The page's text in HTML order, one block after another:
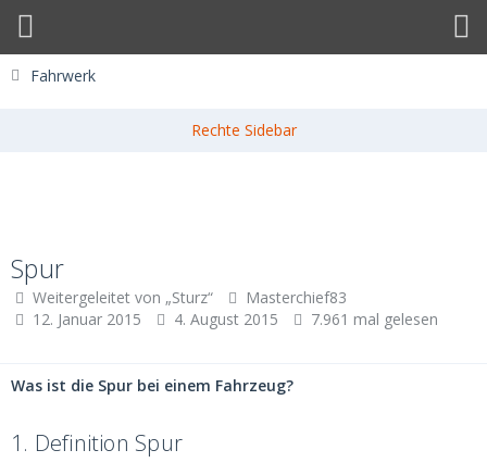
Fahrwerk
Spur
Weitergeleitet von „Sturz“
Masterchief83
12. Januar 2015
4. August 2015 7.961 mal gelesen
Was ist die Spur bei einem Fahrzeug?
1. Definition Spur